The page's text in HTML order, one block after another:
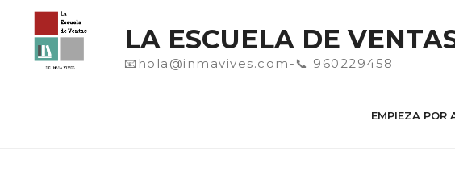
Saltar
contenido
LA ESCUELA DE
📧hola@inmavives.com-📞 960229458
EMPIEZA POR